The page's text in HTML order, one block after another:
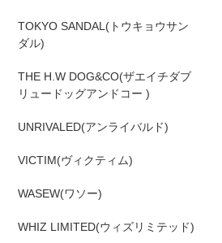
TOKYO SANDAL(トウキョウサン
ダル)
THE H.W DOG&CO(ザエイチダブ
リュードッグアンドコー )
UNRIVALED(アンライバルド)
VICTIM(ヴィクティム)
WASEW(ワソー)
WHIZ LIMITED(ウィズリミテッド)